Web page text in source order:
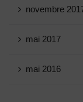
novembre
mai 2017
mai 2016